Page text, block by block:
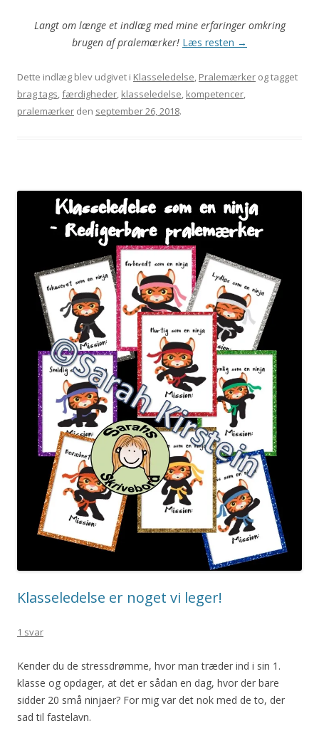
Langt om længe et indlæg med mine erfaringer omkring
brugen af pralemærker! Læs resten →
Dette indlæg blev udgivet i Klasseledelse, Pralemærker og tagget
brag tags,færdigheder, klasseledelse, kompetencer,
pralemærker den september 26, 2018.
Klasseledelse er noget vi leger!
1 svar
Kender du de stressdrømme, hvor man træder ind i sin 1.
klasse og opdager, at det er sådan en dag, hvor der bare
sidder 20 små ninjaer? For mig var det nok med de to, der
sad til fastelavn.